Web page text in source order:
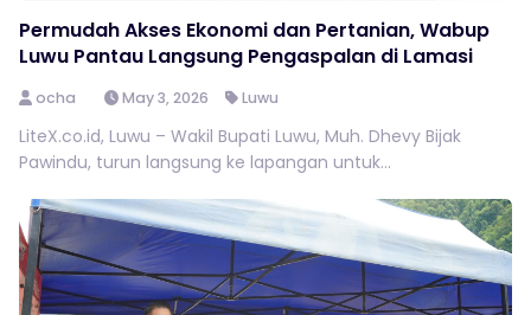
Permudah Akses Ekonomi dan Pertanian, Wabup
Luwu Pantau Langsung Pengaspalan di Lamasi
ocha May 3, 2026 Luwu
LiteX.co.id, Luwu – Wakil Bupati Luwu, Muh. Dhevy Bijak
Pawindu, turun langsung ke lapangan untuk...